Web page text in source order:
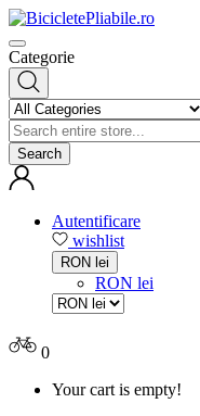
Categorie
Search
Autentificare
wishlist
RON lei
RON lei
0
Your cart is empty!